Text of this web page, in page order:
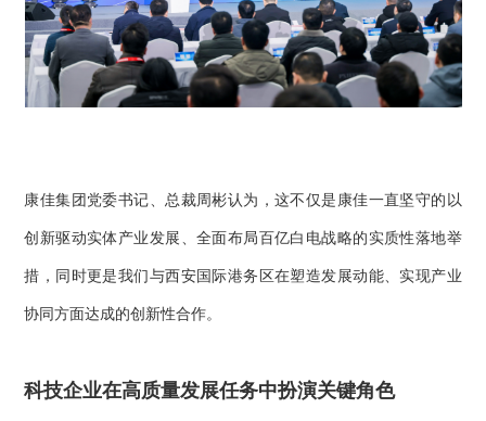
康佳集团党委书记、总裁周彬认为，这不仅是康佳一直坚守的以
创新驱动实体产业发展、全面布局百亿白电战略的实质性落地举
措，同时更是我们与西安国际港务区在塑造发展动能、实现产业
协同方面达成的创新性合作。
科技企业在高质量发展任务中扮演关键角色